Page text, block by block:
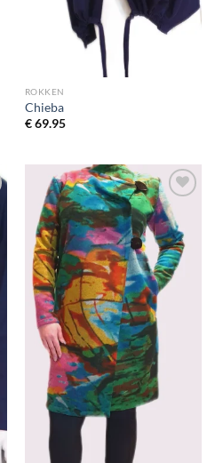
ROKKEN
Chieba
€69.95
Toevoegen
aan
wenslijst